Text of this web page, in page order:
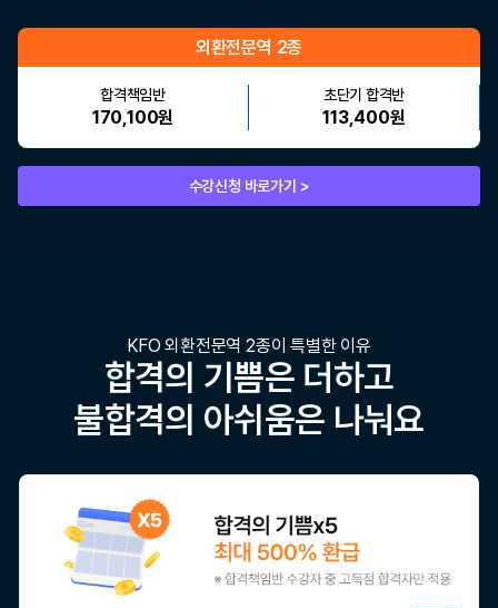
외환전문역 2종
합격책임반
170,100원
초단기 합격반
113,400원
수강신청 바로가기 >
KFO 외환전문역 2종이 특별한 이유
합격의 기쁨은 더하고
불합격의 아쉬움은 나눠요